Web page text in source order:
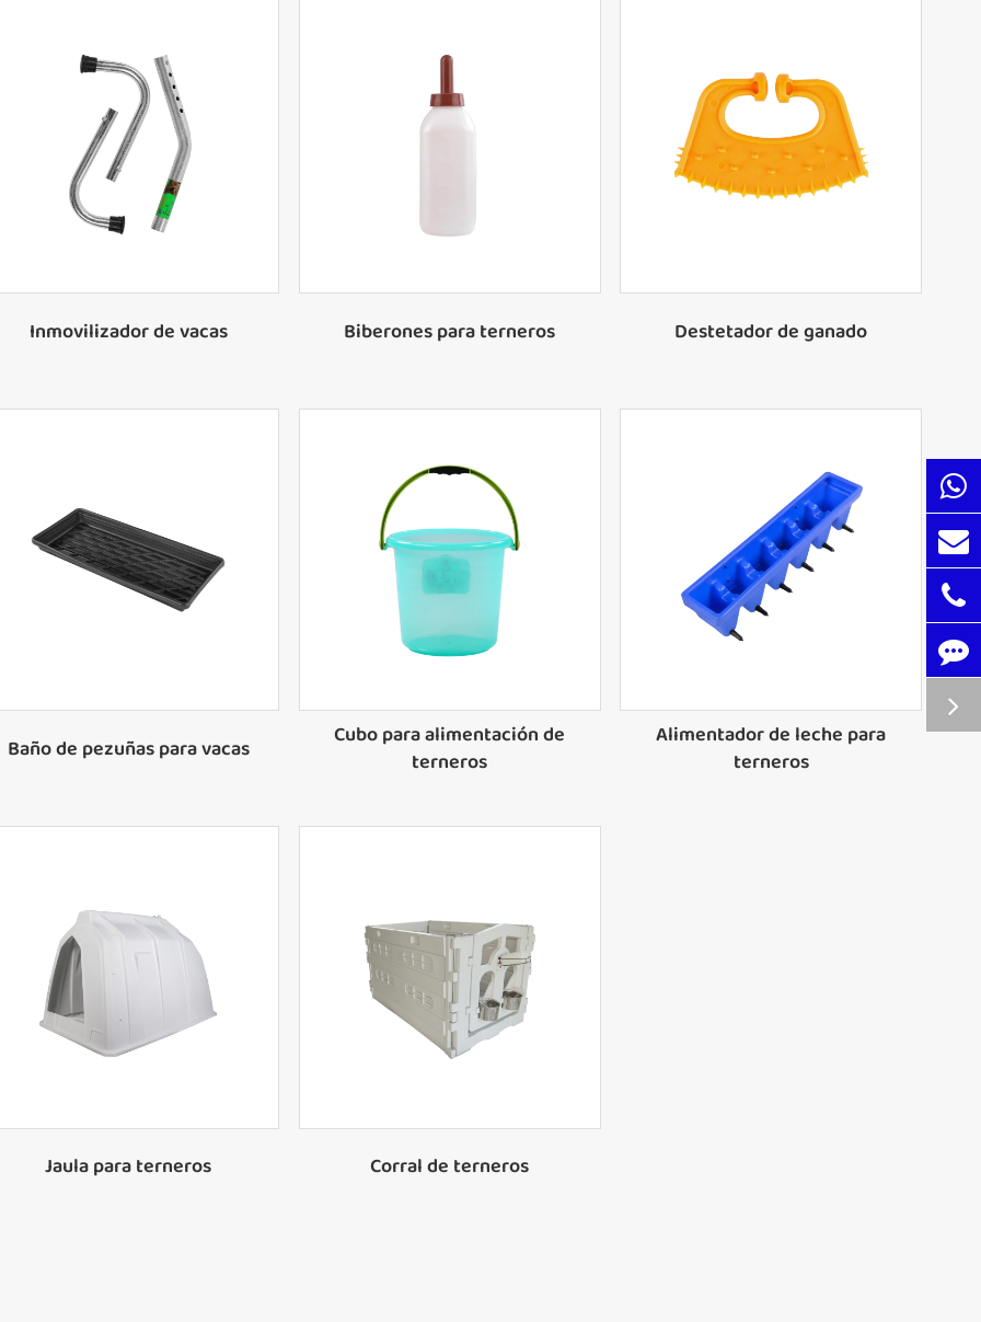
Inmovilizador de vacas Biberones para terneros Destetador de ganado
Baño de pezuñas para vacas
Cubo para alimentación de
terneros
Alimentador de leche para
terneros
Jaula para terneros Corral de terneros